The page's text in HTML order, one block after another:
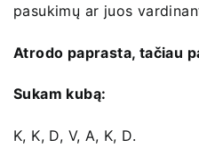
pasukimų ar juos
Atrodo paprasta, tačiau
Sukam kubą:
K, K, D, V, A, K, D.